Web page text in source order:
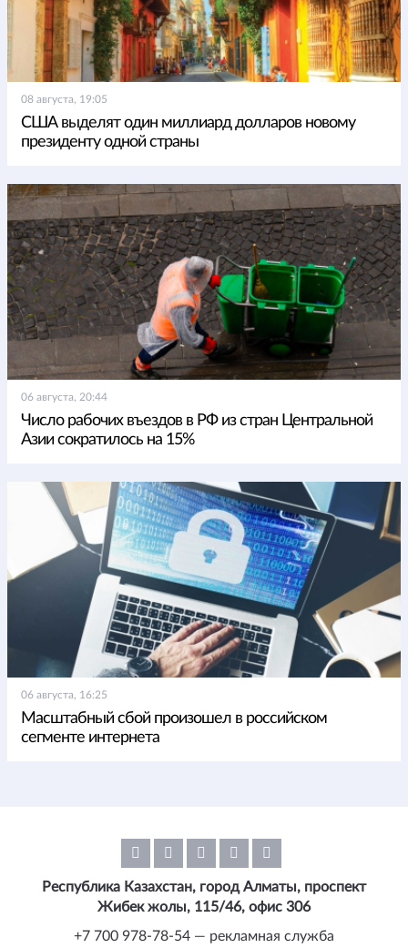
08 августа, 19:05
США выделят один миллиард долларов новому
президенту одной страны
06 августа, 20:44
Число рабочих въездов в РФ из стран Центральной
Азии сократилось на 15%
06 августа, 16:25
Масштабный сбой произошел в российском
сегменте интернета
Республика Казахстан, город Алматы, проспект
Жибек жолы, 115/46, офис 306
+7 700 978-78-54 — рекламная служба